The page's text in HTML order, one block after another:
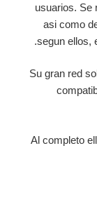
usuarios. Se
asi como
segun ellos,
Su gran red
Al completo